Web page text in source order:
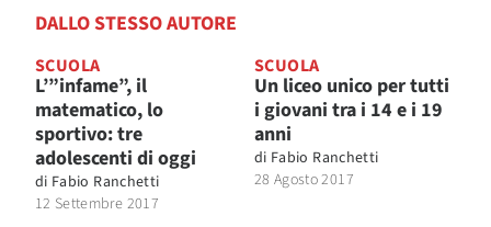
DALLO STESSO AUTORE
SCUOLA
L’”infame”, il
matematico, lo
sportivo: tre
adolescenti di oggi
di Fabio Ranchetti
12 Settembre 2017
SCUOLA
Un liceo unico per tutti
i giovani tra i 14 e i 19
anni
di Fabio Ranchetti
28 Agosto 2017